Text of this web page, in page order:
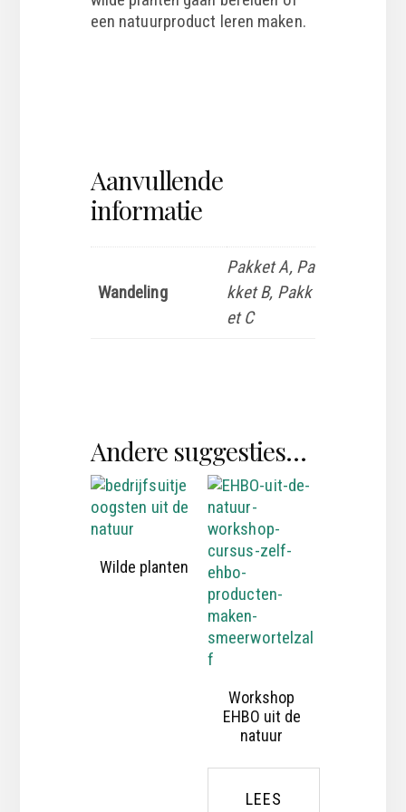
een natuurproduct leren maken.
Aanvullende
informatie
Wandeling
Pakket A, Pa
kket B, Pakk
et C
Andere suggesties…
Wilde planten
Workshop
EHBO uit de
natuur
LEES